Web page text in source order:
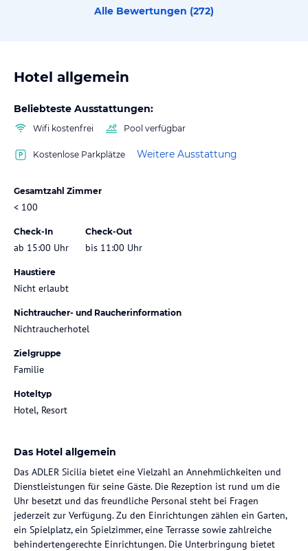
Alle Bewertungen (272)
Hotel allgemein
Beliebteste Ausstattungen:
Wifi kostenfrei Pool verfügbar
Kostenlose Parkplätze Weitere Ausstattung
Gesamtzahl Zimmer
< 100
Check-In
ab 15:00 Uhr
Check-Out
bis 11:00 Uhr
Haustiere
Nicht erlaubt
Nichtraucher- und Raucherinformation
Nichtraucherhotel
Zielgruppe
Familie
Hoteltyp
Hotel, Resort
Das Hotel allgemein
Das ADLER Sicilia bietet eine Vielzahl an Annehmlichkeiten und
Dienstleistungen für seine Gäste. Die Rezeption ist rund um die
Uhr besetzt und das freundliche Personal steht bei Fragen
jederzeit zur Verfügung. Zu den Einrichtungen zählen ein Garten,
ein Spielplatz, ein Spielzimmer, eine Terrasse sowie zahlreiche
behindertengerechte Einrichtungen. Die Unterbringung bietet